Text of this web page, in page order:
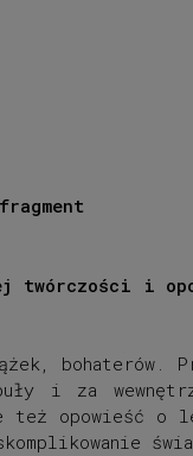
twórczości i
bohaterów.
i za
opowieść o